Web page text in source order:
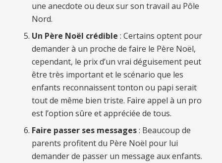
une anecdote ou deux sur son travail au Pôle
Nord.
Un Père Noël crédible : Certains optent pour
demander à un proche de faire le Père Noël,
cependant, le prix d’un vrai déguisement peut
être très important et le scénario que les
enfants reconnaissent tonton ou papi serait
tout de même bien triste. Faire appel à un pro
est l’option sûre et appréciée de tous.
Faire passer ses messages: Beaucoup de
parents profitent du Père Noël pour lui
demander de passer un message aux enfants.